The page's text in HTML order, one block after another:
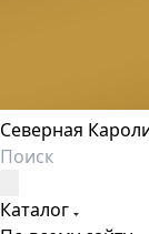
Северная
Каталог